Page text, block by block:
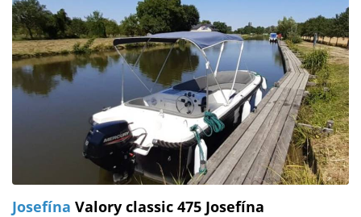
Josefína Valory classic 475 Josefína